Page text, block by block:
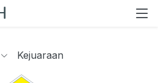
Kejuaraan